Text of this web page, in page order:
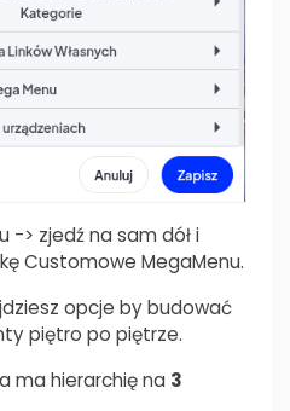
-> zjedź na sam dół i
Customowe MegaMenu.
opcje by budować
piętro po piętrze.
ma hierarchię na 3